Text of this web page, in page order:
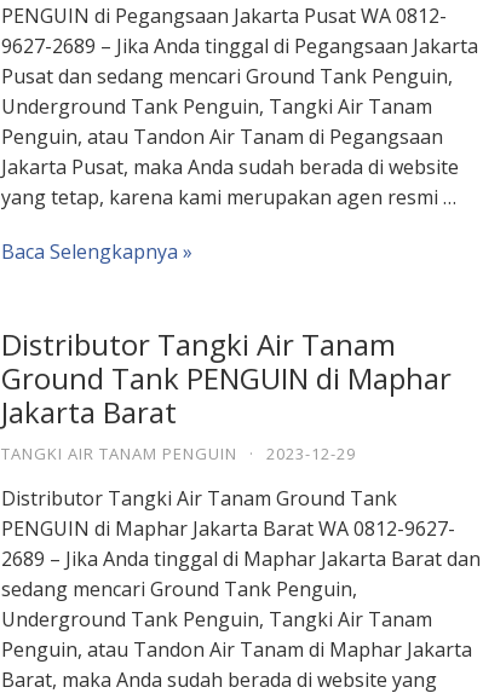
PENGUIN di Pegangsaan Jakarta Pusat WA 0812-
9627-2689 – Jika Anda tinggal di Pegangsaan Jakarta
Pusat dan sedang mencari Ground Tank Penguin,
Underground Tank Penguin, Tangki Air Tanam
Penguin, atau Tandon Air Tanam di Pegangsaan
Jakarta Pusat, maka Anda sudah berada di website
yang tetap, karena kami merupakan agen resmi …
Baca Selengkapnya »
Distributor Tangki Air Tanam
Ground Tank PENGUIN di Maphar
Jakarta Barat
TANGKI AIR TANAM PENGUIN · 2023-12-29
Distributor Tangki Air Tanam Ground Tank
PENGUIN di Maphar Jakarta Barat WA 0812-9627-
2689 – Jika Anda tinggal di Maphar Jakarta Barat dan
sedang mencari Ground Tank Penguin,
Underground Tank Penguin, Tangki Air Tanam
Penguin, atau Tandon Air Tanam di Maphar Jakarta
Barat, maka Anda sudah berada di website yang